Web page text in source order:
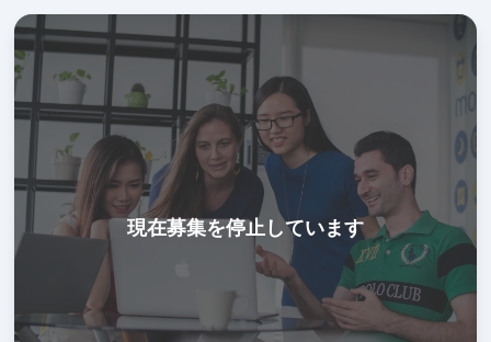
現在募集を停止しています